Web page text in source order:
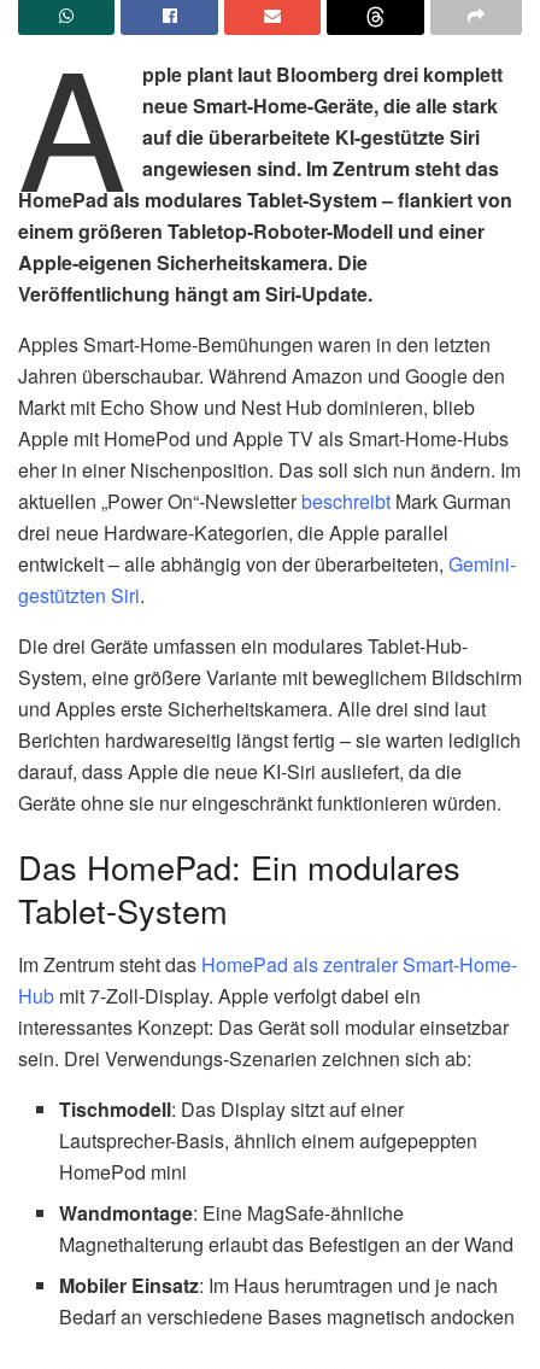
A
pple plant laut Bloomberg drei komplett
neue Smart-Home-Geräte, die alle stark
auf die überarbeitete KI-gestützte Siri
angewiesen sind. Im Zentrum steht das
HomePad als modulares Tablet-System – flankiert von
einem größeren Tabletop-Roboter-Modell und einer
Apple-eigenen Sicherheitskamera. Die
Veröffentlichung hängt am Siri-Update.
Apples Smart-Home-Bemühungen waren in den letzten
Jahren überschaubar. Während Amazon und Google den
Markt mit Echo Show und Nest Hub dominieren, blieb
Apple mit HomePod und Apple TV als Smart-Home-Hubs
eher in einer Nischenposition. Das soll sich nun ändern. Im
aktuellen „Power On“-Newsletterbeschreibt Mark Gurman
drei neue Hardware-Kategorien, die Apple parallel
entwickelt – alle abhängig von der überarbeiteten, Gemini-
gestützten Siri.
Die drei Geräte umfassen ein modulares Tablet-Hub-
System, eine größere Variante mit beweglichem Bildschirm
und Apples erste Sicherheitskamera. Alle drei sind laut
Berichten hardwareseitig längst fertig – sie warten lediglich
darauf, dass Apple die neue KI-Siri ausliefert, da die
Geräte ohne sie nur eingeschränkt funktionieren würden.
Das HomePad: Ein modulares
Tablet-System
Im Zentrum steht das HomePad als zentraler Smart-Home-
Hub mit 7-Zoll-Display. Apple verfolgt dabei ein
interessantes Konzept: Das Gerät soll modular einsetzbar
sein. Drei Verwendungs-Szenarien zeichnen sich ab:
Tischmodell: Das Display sitzt auf einer
Lautsprecher-Basis, ähnlich einem aufgepeppten
HomePod mini
Wandmontage: Eine MagSafe-ähnliche
Magnethalterung erlaubt das Befestigen an der Wand
Mobiler Einsatz: Im Haus herumtragen und je nach
Bedarf an verschiedene Bases magnetisch andocken